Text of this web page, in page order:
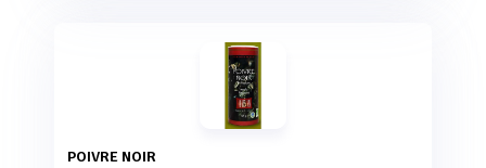
POIVRE NOIR